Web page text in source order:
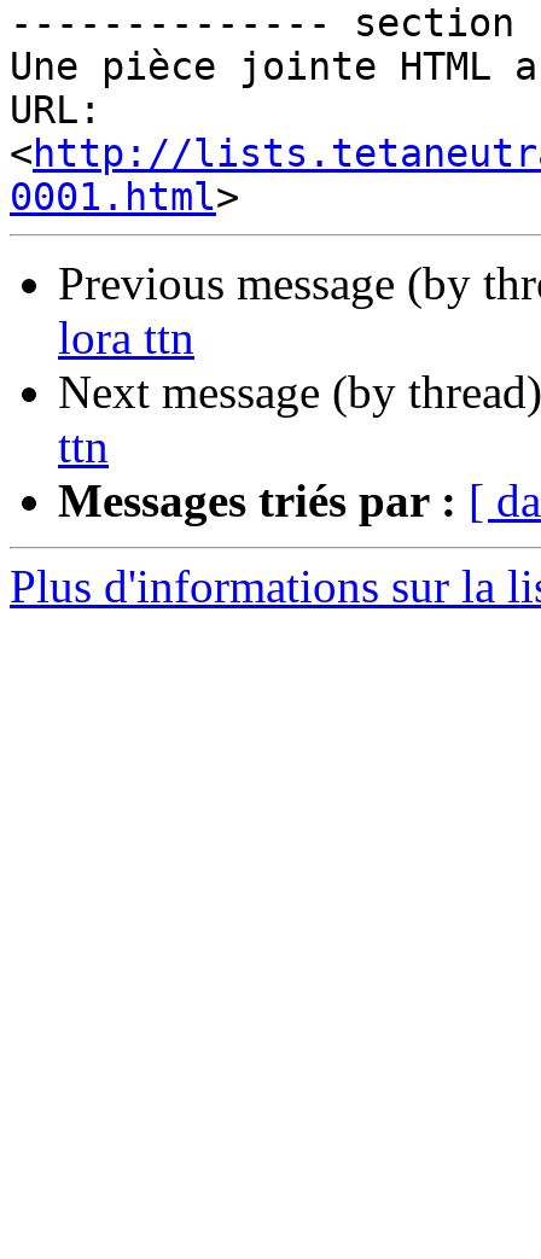
-------------- section
Une pièce jointe
URL:
<http://
0001.html
Previous message (by
lora ttn
Next message (by
ttn
Messages triés par : [
Plus d'informations sur la